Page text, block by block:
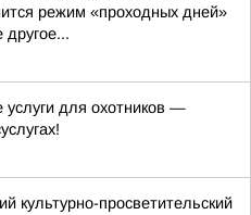
режим «проходных дней»
другое...
для охотников —
культурно-просветительский